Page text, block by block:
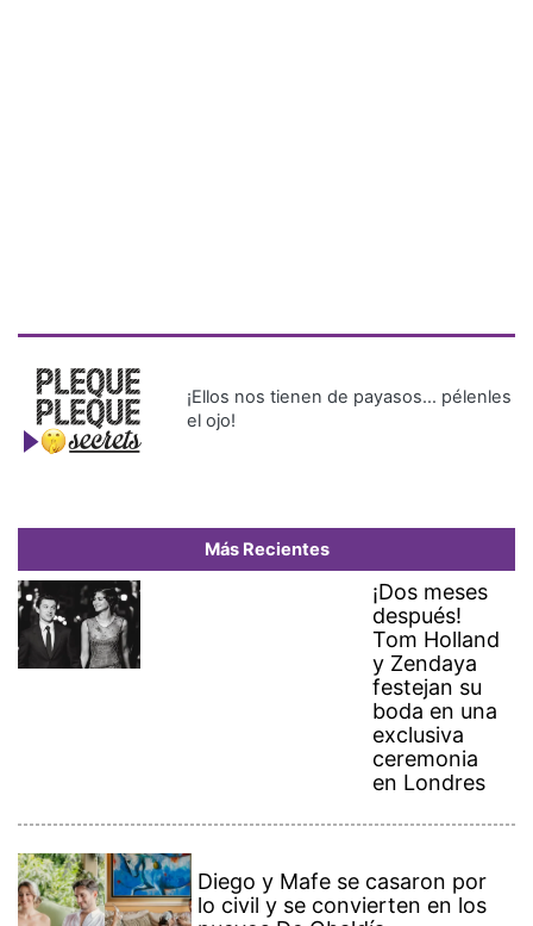
¡Ellos nos tienen de payasos… pélenles
el ojo!
Más Recientes
¡Dos meses
después!
Tom Holland
y Zendaya
festejan su
boda en una
exclusiva
ceremonia
en Londres
Diego y Mafe se casaron por
lo civil y se convierten en los